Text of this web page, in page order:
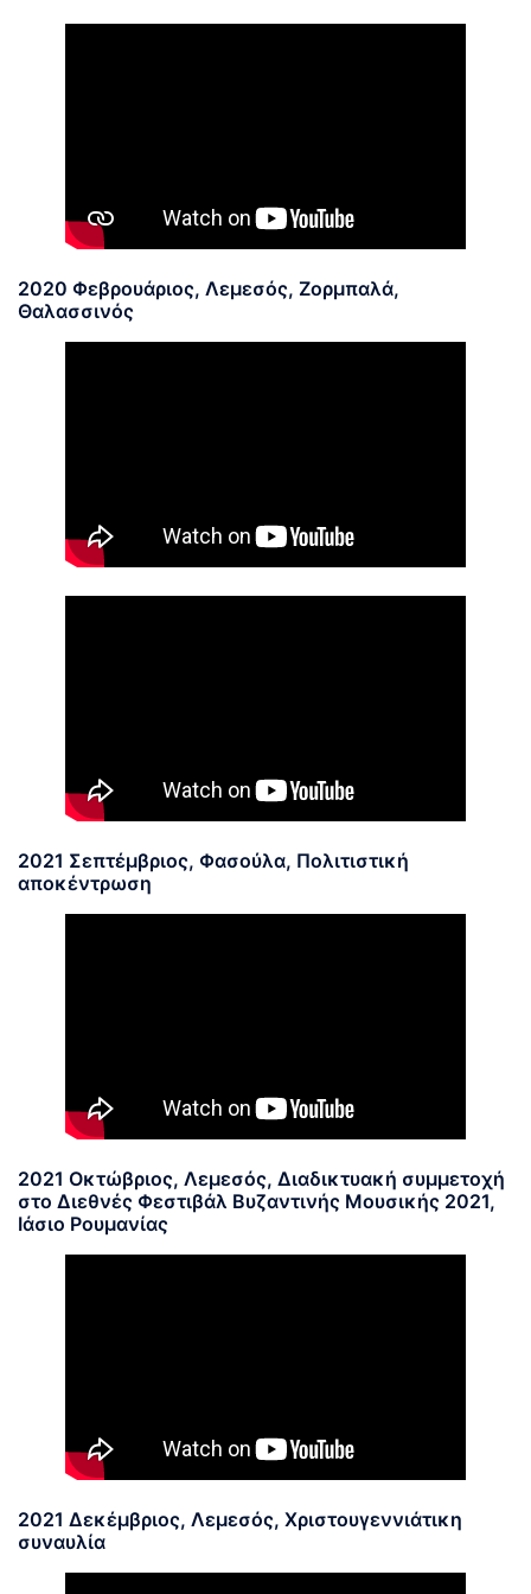
2020 Φεβρουάριος, Λεμεσός, Ζορμπαλά,
Θαλασσινός
2021 Σεπτέμβριος, Φασούλα, Πολιτιστική
αποκέντρωση
2021 Οκτώβριος, Λεμεσός, Διαδικτυακή συμμετοχή
στο Διεθνές Φεστιβάλ Βυζαντινής Μουσικής 2021,
Ιάσιο Ρουμανίας
2021 Δεκέμβριος, Λεμεσός, Χριστουγεννιάτικη
συναυλία